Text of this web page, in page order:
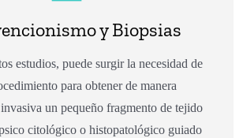
y Biopsias
estudios, puede surgir la necesidad de
para obtener de manera
un pequeño fragmento de tejido
citológico o histopatológico guiado